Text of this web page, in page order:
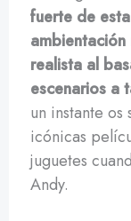
fuerte de
realista al
escenarios a
un instante
icónicas
juguetes
Andy.